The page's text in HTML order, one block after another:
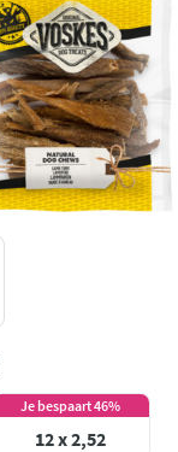
Je bespaart 46%
12 x 2,52